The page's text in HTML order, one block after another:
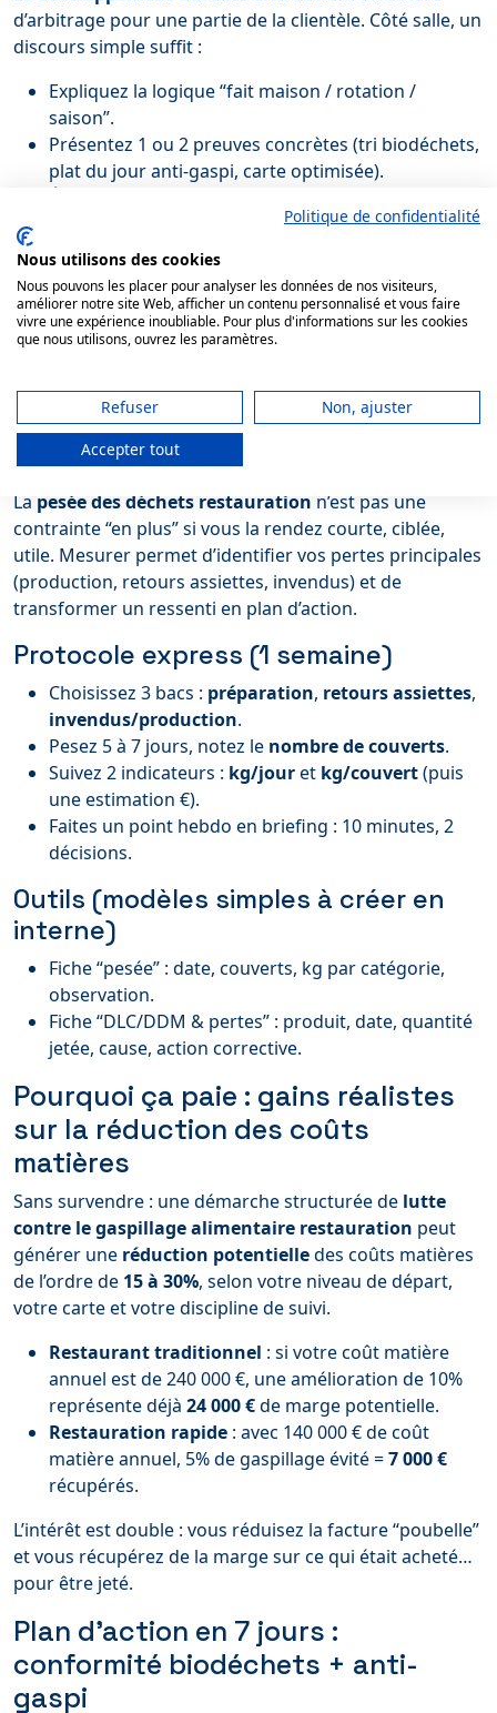
d’arbitrage pour une partie de la clientèle. Côté salle, un
discours simple suffit :
Expliquez la logique “fait maison / rotation /
saison”.
Présentez 1 ou 2 preuves concrètes (tri biodéchets,
plat du jour anti-gaspi, carte optimisée).
Mettre votre établissement en conformité et structurer
une démarche anti-gaspi : découvrir laFormation
Développement Durable(accès via nos ressources et
parcours).
Pesée des déchets en restauration
: le levier simple qui fait bouger
toute l’équipe
La pesée des déchets restauration n’est pas une
contrainte “en plus” si vous la rendez courte, ciblée,
utile. Mesurer permet d’identifier vos pertes principales
(production, retours assiettes, invendus) et de
transformer un ressenti en plan d’action.
Protocole express (1 semaine)
Choisissez 3 bacs : préparation, retours assiettes,
invendus/production.
Pesez 5 à 7 jours, notez le nombre de couverts.
Suivez 2 indicateurs : kg/jouret kg/couvert(puis
une estimation €).
Faites un point hebdo en briefing : 10 minutes, 2
décisions.
Outils (modèles simples à créer en
interne)
Fiche “pesée” : date, couverts, kg par catégorie,
observation.
Fiche “DLC/DDM & pertes” : produit, date, quantité
jetée, cause, action corrective.
Pourquoi ça paie : gains réalistes
sur la réduction des coûts
matières
Sans survendre : une démarche structurée de lutte
contre le gaspillage alimentaire restauration peut
générer une réduction potentielledes coûts matières
de l’ordre de 15 à 30%, selon votre niveau de départ,
votre carte et votre discipline de suivi.
Restaurant traditionnel : si votre coût matière
annuel est de 240 000 €, une amélioration de 10%
représente déjà 24 000 €de marge potentielle.
Restauration rapide : avec 140 000 € de coût
matière annuel, 5% de gaspillage évité =7 000 €
récupérés.
L’intérêt est double : vous réduisez la facture “poubelle”
et vous récupérez de la marge sur ce qui était acheté…
pour être jeté.
Plan d’action en 7 jours :
conformité biodéchets + anti-
gaspi
Politique de confidentialité
Nous utilisons des cookies
Nous pouvons les placer pour analyser les données de nos visiteurs,
améliorer notre site Web, afficher un contenu personnalisé et vous faire
vivre une expérience inoubliable. Pour plus d'informations sur les cookies
que nous utilisons, ouvrez les paramètres.
Refuser
Non, ajuster
Accepter tout